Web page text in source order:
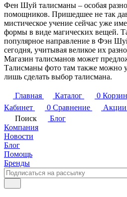
Фен Шуй талисманы – особая
помощников. Пришедшее не так
мистическое учение сейчас уже
формы в виде магических вещей.
популярное направление в Фэн
сегодня, учитывая великое их
Магазин талисманов может
Талисманы фото там также можно
лишь сделать выбор талисмана.
Главная Каталог 0
Кабинет
0 Сравнение Акции
Поиск
Блог
Компания
Новости
Блог
Помощь
Бренды